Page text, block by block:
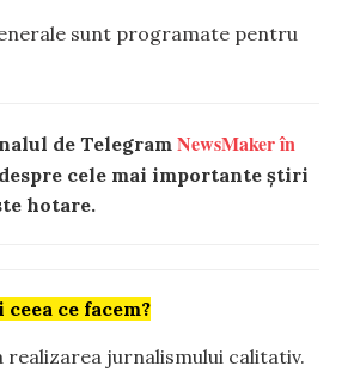
sunt programate pentru
de Telegram NewsMaker în
cele mai importante știri
hotare.
ce facem?
realizarea jurnalismului calitativ.